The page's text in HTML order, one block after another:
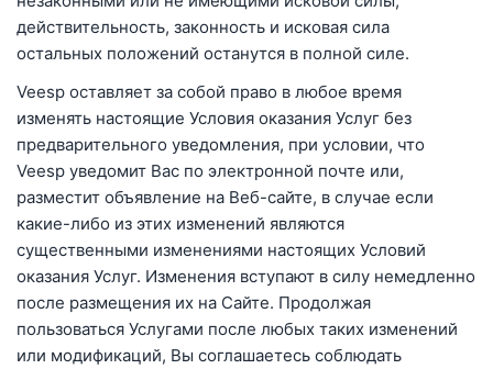
действительность, законность и исковая сила
остальных положений останутся в полной силе.
Veesp оставляет за собой право в любое время
изменять настоящие Условия оказания Услуг без
предварительного уведомления, при условии, что
Veesp уведомит Вас по электронной почте или,
разместит объявление на Веб-сайте, в случае если
какие-либо из этих изменений являются
существенными изменениями настоящих Условий
оказания Услуг. Изменения вступают в силу немедленно
после размещения их на Сайте. Продолжая
пользоваться Услугами после любых таких изменений
или модификаций, Вы соглашаетесь соблюдать